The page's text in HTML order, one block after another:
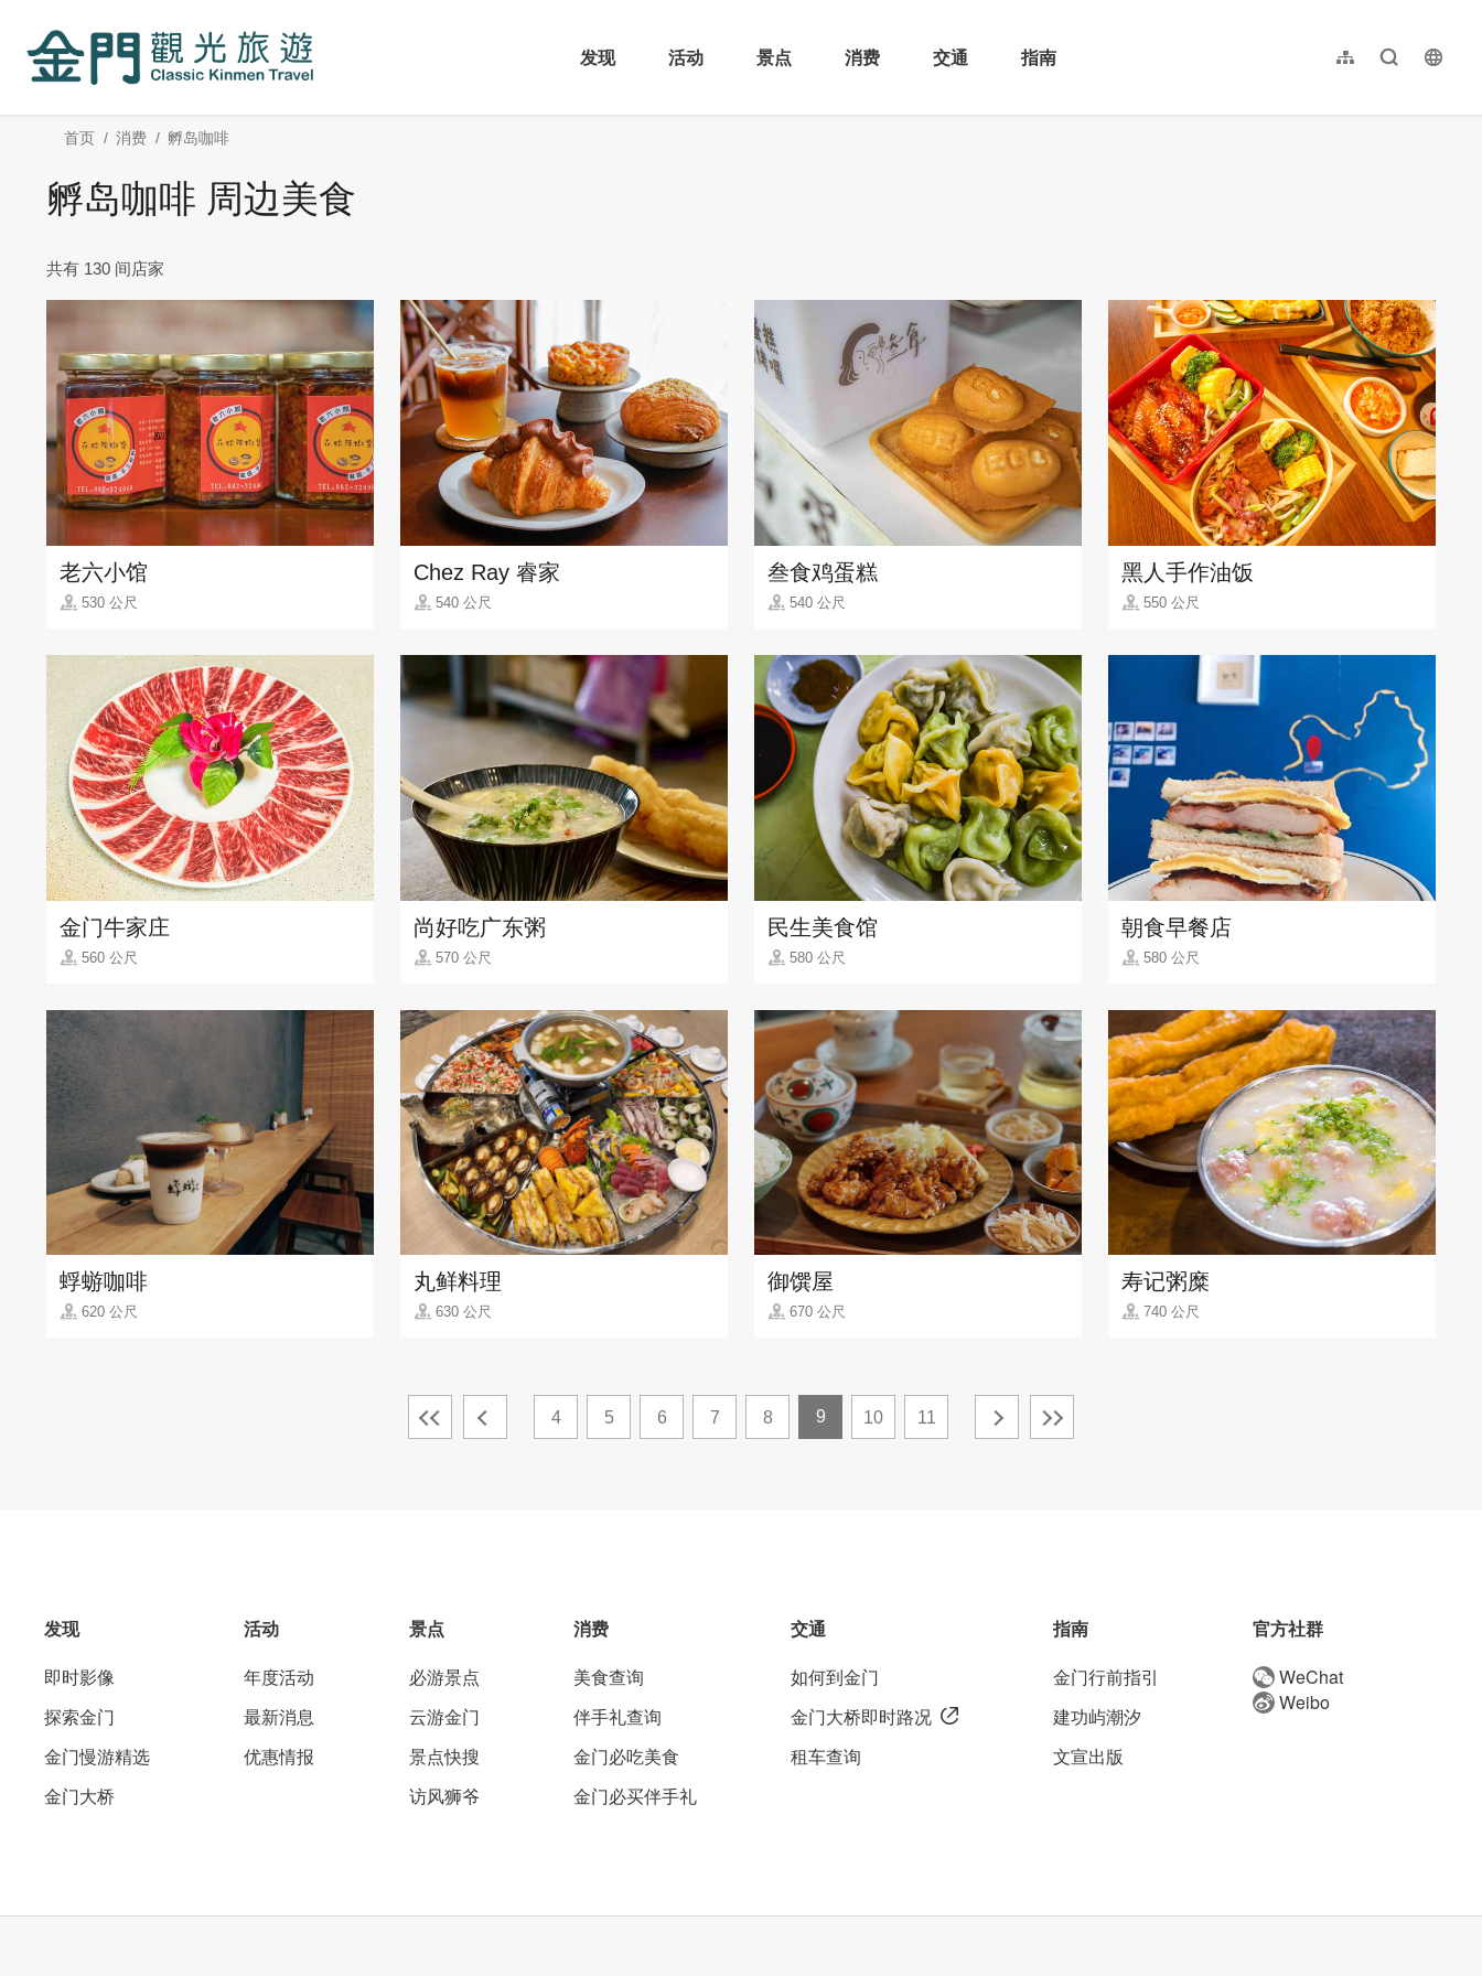
内
发现
活动 景点 消费 交通 指南 网站导览全文检索
繁體中文
首页 消费 孵岛咖啡
孵岛咖啡 周边美食
共有 130 间店家
老六小馆
530 公尺
Chez Ray 睿家
540 公尺
叁食鸡蛋糕
540 公尺
黑人手作油饭
550 公尺
金门牛家庄
560 公尺
尚好吃广东粥
570 公尺
民生美食馆
580 公尺
朝食早餐店
580 公尺
蜉蝣咖啡
620 公尺
丸鲜料理
630 公尺
御馔屋
670 公尺
寿记粥糜
740 公尺
4 5 6 7 8 9 10 11
发现
即时影像
探索金门
金门慢游精选
金门大桥
活动
年度活动
最新消息
优惠情报
景点
必游景点
云游金门
景点快搜
访风狮爷
消费
美食查询
伴手礼查询
金门必吃美食
金门必买伴手礼
交通
如何到金门
金门大桥即时路况
租车查询
指南
金门行前指引
建功屿潮汐
文宣出版
官方社群
WeChat
Weibo